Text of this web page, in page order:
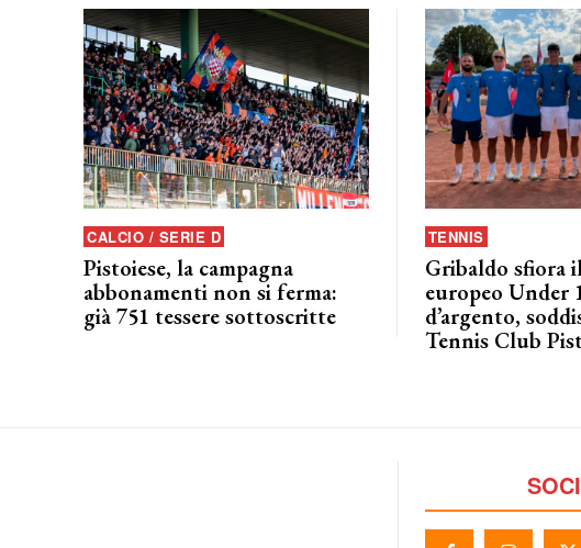
CALCIO / SERIE D
Pistoiese, la campagna
abbonamenti non si ferma:
già 751 tessere sottoscritte
TENNIS
Gribaldo sfiora
europeo Under
d’argento,
Tennis Club